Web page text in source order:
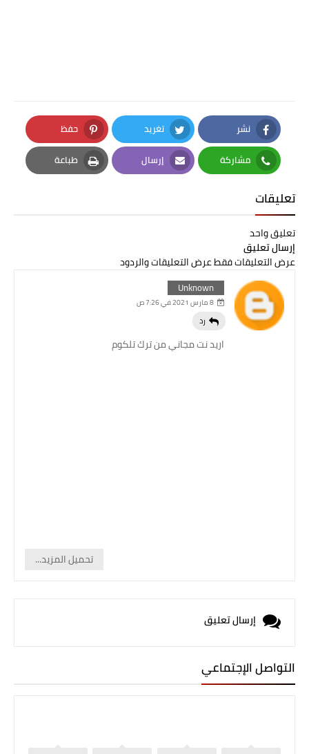
نشر
Facebook
تغريد
Twitter
حفظ
Pinterest
مشاركة
Whatsapp
إرسال
Email
طباعة
Print
تعليقات
تعليق واحد
إرسال تعليق
عرض التعليقات فقطعرض التعليقات والردود
Unknown
8 مارس 2021 في 7:26 ص
اريد نت مجاني من ترك تلكوم
رد
تحميل المزيد...
إرسال تعليق
التواصل الإجتماعي